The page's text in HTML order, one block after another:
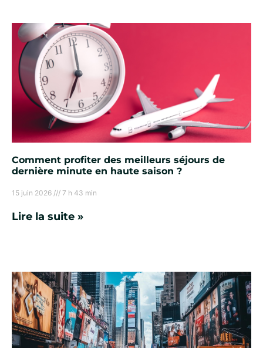
Comment profiter des meilleurs séjours de
dernière minute en haute saison ?
15 juin 2026 7 h 43 min
Lire la suite »